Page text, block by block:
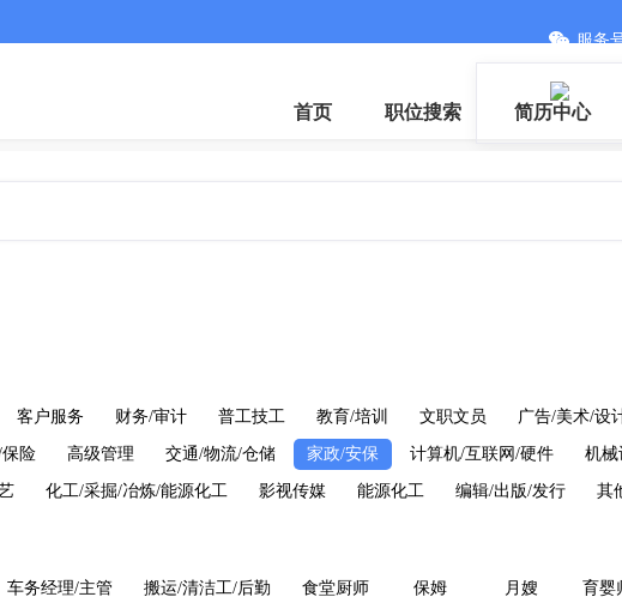
服务
首页 职位搜索 简历中心
客户服务 财务/审计 普工技工 教育/培训 文职文员 广告/美术/设
险 高级管理 交通/物流/仓储 家政/安保 计算机/互联网/硬件 机械
化工/采掘/冶炼/能源化工 影视传媒 能源化工 编辑/出版/发行 其
车务经理/主管 搬运/清洁工/后勤 食堂厨师 保姆 月嫂 育婴